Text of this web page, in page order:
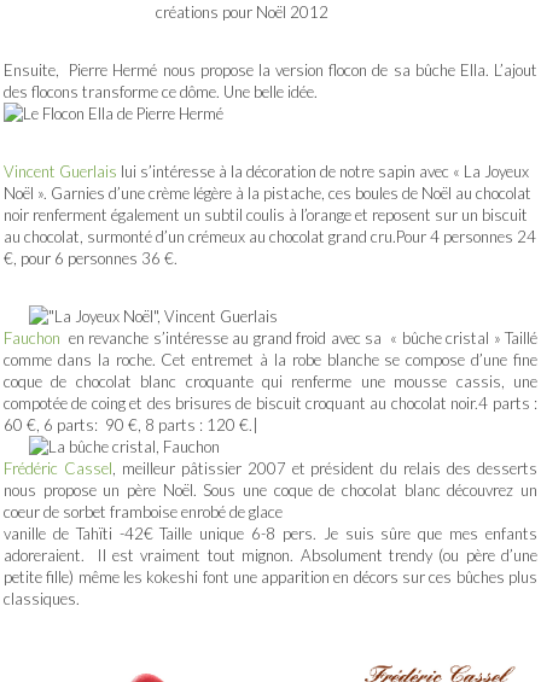
Ensuite, Pierre Hermé nous propose la version flocon de sa bûche Ella. L’ajout
des flocons transforme ce dôme. Une belle idée.
Vincent Guerlais lui s’intéresse à la décoration de notre sapin avec « La Joyeux
Noël ». Garnies d’une crème légère à la pistache, ces boules de Noël au chocolat
noir renferment également un subtil coulis à l’orange et reposent sur un biscuit
au chocolat, surmonté d’un crémeux au chocolat grand cru.Pour 4 personnes 24
€, pour 6 personnes 36 €.
Fauchon en revanche s’intéresse au grand froid avec sa « bûche cristal » Taillé
comme dans la roche. Cet entremet à la robe blanche se compose d’une fine
coque de chocolat blanc croquante qui renferme une mousse cassis, une
compotée de coing et des brisures de biscuit croquant au chocolat noir.4 parts :
60 €, 6 parts: 90 €, 8 parts : 120 €.|
Frédéric Cassel , meilleur pâtissier 2007 et président du relais des desserts
nous propose un père Noël. Sous une coque de chocolat blanc découvrez un
coeur de sorbet framboise enrobé de glace
vanille de Tahïti -42€ Taille unique 6-8 pers. Je suis sûre que mes enfants
adoreraient. Il est vraiment tout mignon. Absolument trendy (ou père d’une
petite fille) même les kokeshi font une apparition en décors sur ces bûches plus
classiques.